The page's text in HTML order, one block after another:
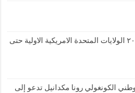
نتائج الانتخابات ٢٠٢٠ الولايات المتحدة الامريكية الاولية حتى
الكونغولي رونا مكدانيل تدعو إلى